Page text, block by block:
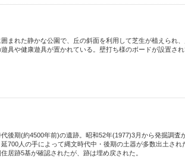
囲まれた静かな公園で、丘の斜面を利用して芝生が植えられ
具や健康遊具が置かれている。壁打ち様のボードが設置さ
後期(約4500年前)の遺跡。昭和52年(1977)3月から発掘調査
延700人の手によって縄文時代中・後期の土器が多数出土され
居跡5基が確認されたが、跡は埋め戻された。